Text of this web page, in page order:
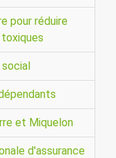
pour réduire
et Miquelon
d'assurance